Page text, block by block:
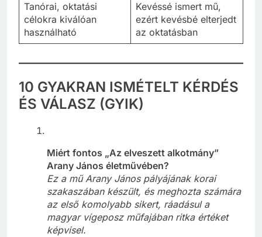
Tanórai, oktatási
célokra kiválóan
használható
Kevéssé ismert mű,
ezért kevésbé elterjedt
az oktatásban
10 GYAKRAN ISMÉTELT KÉRDÉS
ÉS VÁLASZ (GYIK)
Miért fontos „Az elveszett alkotmány”
Arany János életművében?
Ez a mű Arany János pályájának korai
szakaszában készült, és meghozta számára
az első komolyabb sikert, ráadásul a
magyar vígeposz műfajában ritka értéket
képvisel.